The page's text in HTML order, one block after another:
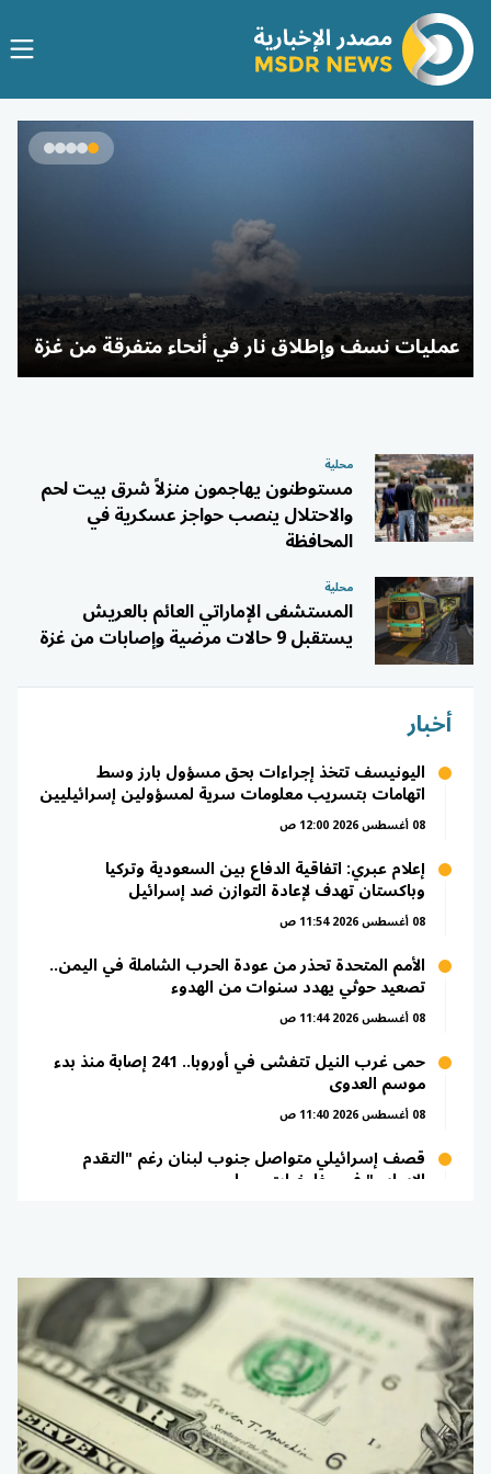
عمليات نسف وإطلاق نار في أنحاء متفرقة من غزة
محلية
مستوطنون يهاجمون منزلاً شرق بيت لحم
والاحتلال ينصب حواجز عسكرية في
المحافظة
محلية
المستشفى الإماراتي العائم بالعريش
يستقبل 9 حالات مرضية وإصابات من غزة
أخبار
اليونيسف تتخذ إجراءات بحق مسؤول بارز وسط
اتهامات بتسريب معلومات سرية لمسؤولين إسرائيليين
08 أغسطس 2026 12:00 ص
إعلام عبري: اتفاقية الدفاع بين السعودية وتركيا
وباكستان تهدف لإعادة التوازن ضد إسرائيل
08 أغسطس 2026 11:54 ص
الأمم المتحدة تحذر من عودة الحرب الشاملة في اليمن..
تصعيد حوثي يهدد سنوات من الهدوء
08 أغسطس 2026 11:44 ص
حمى غرب النيل تتفشى في أوروبا.. 241 إصابة منذ بدء
موسم العدوى
08 أغسطس 2026 11:40 ص
قصف إسرائيلي متواصل جنوب لبنان رغم "التقدم
الإيجابي" في مفاوضات روما
رحلات المستقبل إلى القمر والمريخ
08 أغسطس 2026 11:24 ص
إعلام الأسرى: بن غفير يصعد عدوانه على الأسرى مع
قرب إنتخابات الكنيست
إنذار أمني في مستوطنة بالضفة الغربية بعد الاشتباه